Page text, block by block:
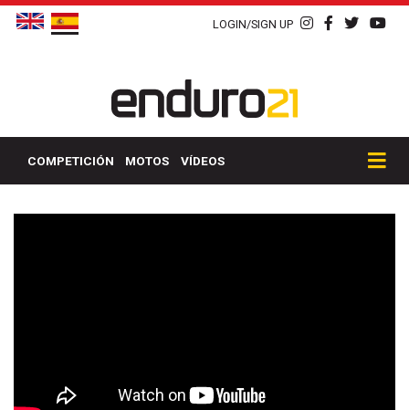
LOGIN/SIGN UP
COMPETICIÓN MOTOS VÍDEOS